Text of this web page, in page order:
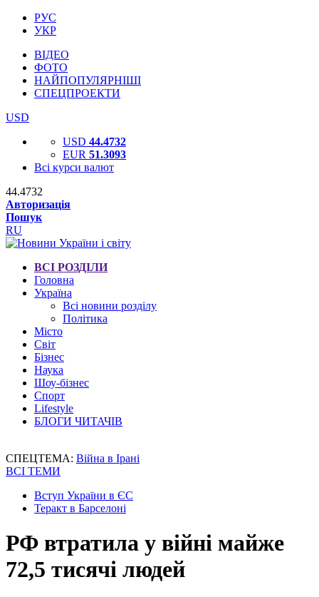
РУС
УКР
ВІДЕО
ФОТО
НАЙПОПУЛЯРНІШІ
СПЕЦПРОЕКТИ
USD
USD 44.4732
EUR 51.3093
Всі курси валют
44.4732
Авторизація
Пошук
RU
ВСІ РОЗДІЛИ
Головна
Україна
Всі новини розділу
Політика
Місто
Світ
Бізнес
Наука
Шоу-бізнес
Спорт
Lifestyle
БЛОГИ ЧИТАЧІВ
СПЕЦТЕМА: Війна в Ірані
ВСІ ТЕМИ
Вступ України в ЄС
Теракт в Барселоні
РФ втратила у війні майже
72,5 тисячі людей